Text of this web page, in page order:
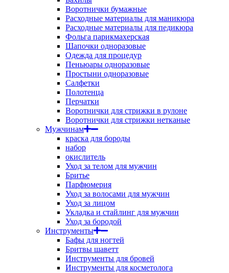
Воротнички бумажные
Расходные материалы для маникюра
Расходные материалы для педикюра
Фольга парикмахерская
Шапочки одноразовые
Одежда для процедур
Пеньюары одноразовые
Простыни одноразовые
Салфетки
Полотенца
Перчатки
Воротнички для стрижки в рулоне
Воротнички для стрижки нетканые
Мужчинам
краска для бороды
набор
окислитель
Уход за телом для мужчин
Бритье
Парфюмерия
Уход за волосами для мужчин
Уход за лицом
Укладка и стайлинг для мужчин
Уход за бородой
Инструменты
Бафы для ногтей
Бритвы шаветт
Инструменты для бровей
Инструменты для косметолога